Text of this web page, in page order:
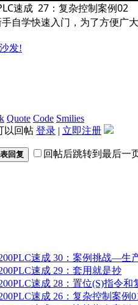
速成 27：复杂控制案例02
自学快速入门，为了方便广
发!
Quote Code Smilies
以回帖 登录 | 立即注册
回复 回帖后跳转到最后一
速成 30：案例挑战—生
速成 29：套用就是抄
速成 28：置位(S)指令和
速成 26：复杂控制案例